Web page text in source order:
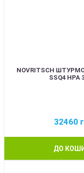
NOVRITSCH
SSQ4 HPA
32460
ДО